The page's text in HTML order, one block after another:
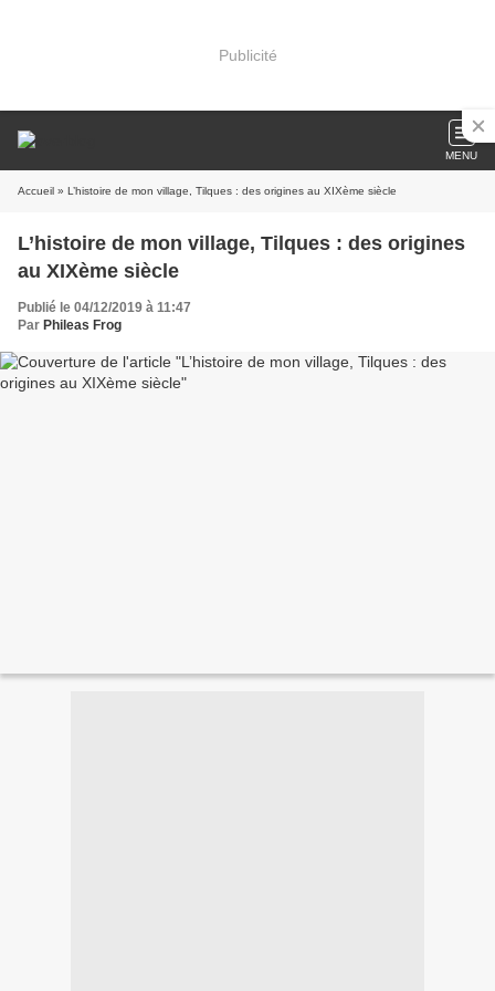
Publicité
MENU
Accueil » L’histoire de mon village, Tilques : des origines au XIXème siècle
L’histoire de mon village, Tilques : des origines
au XIXème siècle
Publié le 04/12/2019 à 11:47
Par Phileas Frog